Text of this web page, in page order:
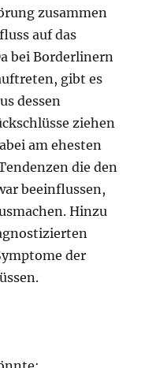
zusammen
auf das
bei Borderlinern
gibt es
dessen
ziehen
am ehesten
die den
beeinflussen,
Hinzu
der